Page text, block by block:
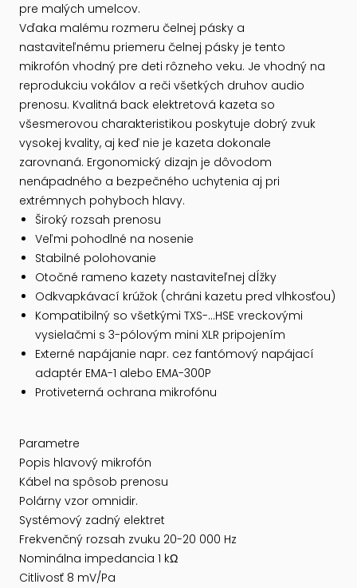
pre malých umelcov.
Vďaka malému rozmeru čelnej pásky a
nastaviteľnému priemeru čelnej pásky je tento
mikrofón vhodný pre deti rôzneho veku. Je vhodný na
reprodukciu vokálov a reči všetkých druhov audio
prenosu. Kvalitná back elektretová kazeta so
všesmerovou charakteristikou poskytuje dobrý zvuk
vysokej kvality, aj keď nie je kazeta dokonale
zarovnaná. Ergonomický dizajn je dôvodom
nenápadného a bezpečného uchytenia aj pri
extrémnych pohyboch hlavy.
Široký rozsah prenosu
Veľmi pohodlné na nosenie
Stabilné polohovanie
Otočné rameno kazety nastaviteľnej dĺžky
Odkvapkávací krúžok (chráni kazetu pred vlhkosťou)
Kompatibilný so všetkými TXS-...HSE vreckovými
vysielačmi s 3-pólovým mini XLR pripojením
Externé napájanie napr. cez fantómový napájací
adaptér EMA-1 alebo EMA-300P
Protiveterná ochrana mikrofónu
Parametre
Popis hlavový mikrofón
Kábel na spôsob prenosu
Polárny vzor omnidir.
Systémový zadný elektret
Frekvenčný rozsah zvuku 20-20 000 Hz
Nominálna impedancia 1 kΩ
Citlivosť 8 mV/Pa